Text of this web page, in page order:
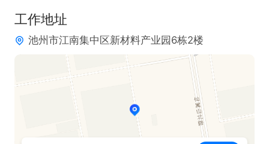
3. 拥有协助团队解决技术难题的协作能力。
4. 能够积极参与流程制定与优化工作。
工作地址
池州市江南集中区新材料产业园6栋2楼